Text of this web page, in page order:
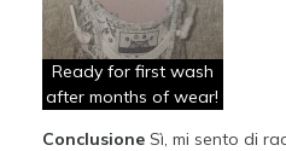
Comfortable
Durable
Stylish
Ready for first wash
after months of wear!
ConclusioneSì, mi sento di